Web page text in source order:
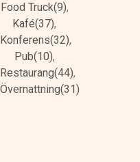
Food Truck(9),
Kafé(37),
Konferens(32),
Pub(10),
Restaurang(44),
Övernattning(31)